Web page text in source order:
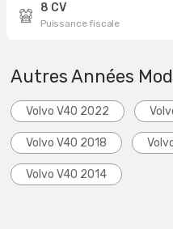
8 CV
Puissance fiscale
Autres Années
Volvo V40 2022
Volvo V40 2018
Volvo V40 2014